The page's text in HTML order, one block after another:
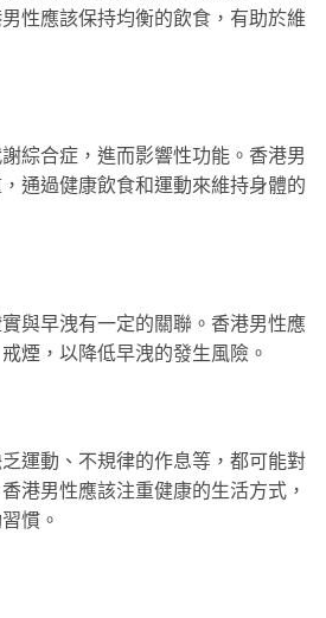
性應該保持均衡的飲食，有助於維
綜合症，進而影響性功能。香港男
通過健康飲食和運動來維持身體的
與早洩有一定的關聯。香港男性應
煙，以降低早洩的發生風險。
運動、不規律的作息等，都可能對
港男性應該注重健康的生活方式，
慣。